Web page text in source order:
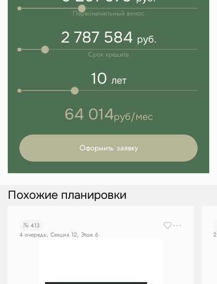
Первоначальный взнос
2 787 584 руб.
Срок кредита
10 лет
64 014руб/мес
Оформить заявку
Похожие планировки
№ 413
4 очередь, Секция 12, Этаж 6